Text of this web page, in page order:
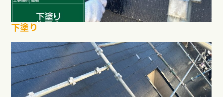
下塗り